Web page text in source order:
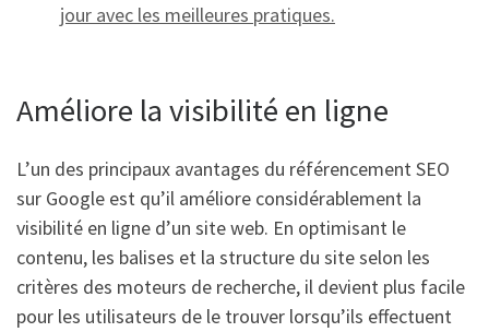
jour avec les meilleures pratiques.
Améliore la visibilité en ligne
L’un des principaux avantages du référencement SEO
sur Google est qu’il améliore considérablement la
visibilité en ligne d’un site web. En optimisant le
contenu, les balises et la structure du site selon les
critères des moteurs de recherche, il devient plus facile
pour les utilisateurs de le trouver lorsqu’ils effectuent